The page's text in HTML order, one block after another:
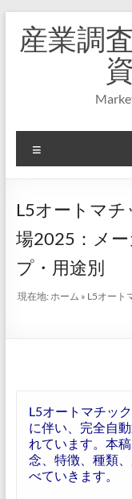
キ
プ
産業調
ニ
ー
L5オートマ
場2025：メ
プ・用途別
現在地:ホーム » L5オート
L5オートマチッ
に伴い、完全自
れています。本
念、特徴、種類
べていきます。